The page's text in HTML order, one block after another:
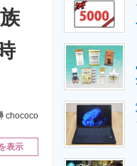
製造業のIT導入・活用を支援
エネルギーの専門メディア
chococo
表示